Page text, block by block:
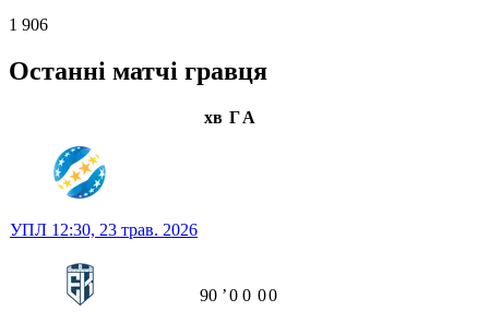
1 906
Останні матчі гравця
хв ГА
УПЛ 12:30, 23 трав. 2026
90 ʼ0 0 00